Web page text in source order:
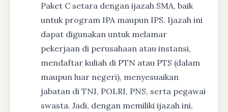
Paket C setara dengan ijazah SMA, baik
untuk program IPA maupun IPS. Ijazah ini
dapat digunakan untuk melamar
pekerjaan di perusahaan atau instansi,
mendaftar kuliah di PTN atau PTS (dalam
maupun luar negeri), menyesuaikan
jabatan di TNI, POLRI, PNS, serta pegawai
swasta. Jadi, dengan memiliki ijazah ini,